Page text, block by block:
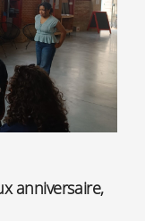
anniversaire,